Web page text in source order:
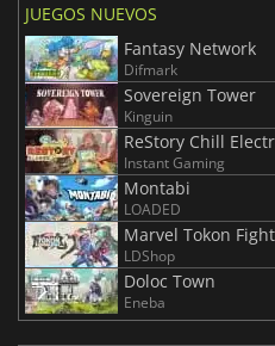
JUEGOS NUEVOS
Fantasy Network
Difmark
Sovereign Tower
Kinguin
ReStory Chill
Instant Gaming
Montabi
LOADED
Marvel Tokon
LDShop
Doloc Town
Eneba